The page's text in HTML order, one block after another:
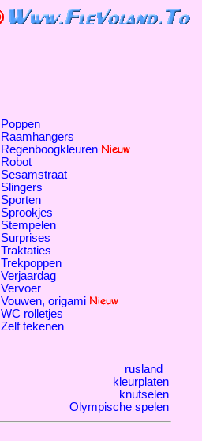
Poppen
Raamhangers
Regenboogkleuren
Robot
Sesamstraat
Slingers
Sporten
Sprookjes
Stempelen
Surprises
Traktaties
Trekpoppen
Verjaardag
Vervoer
Vouwen, origami
WC rolletjes
Zelf tekenen
rusland
kleurplaten
knutselen
Olympische spelen